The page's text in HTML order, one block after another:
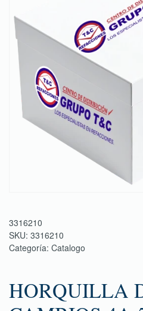
3316210
SKU: 3316210
Categoría: Catalogo
HORQUILLA